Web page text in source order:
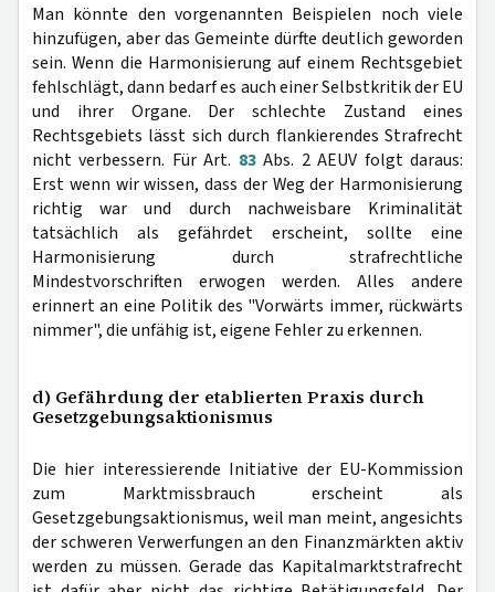
Man könnte den vorgenannten Beispielen noch viele
hinzufügen, aber das Gemeinte dürfte deutlich geworden
sein. Wenn die Harmonisierung auf einem Rechtsgebiet
fehlschlägt, dann bedarf es auch einer Selbstkritik der EU
und ihrer Organe. Der schlechte Zustand eines
Rechtsgebiets lässt sich durch flankierendes Strafrecht
nicht verbessern. Für Art. 83Abs. 2 AEUV folgt daraus:
Erst wenn wir wissen, dass der Weg der Harmonisierung
richtig war und durch nachweisbare Kriminalität
tatsächlich als gefährdet erscheint, sollte eine
Harmonisierung durch strafrechtliche
Mindestvorschriften erwogen werden. Alles andere
erinnert an eine Politik des "Vorwärts immer, rückwärts
nimmer", die unfähig ist, eigene Fehler zu erkennen.
d) Gefährdung der etablierten Praxis durch
Gesetzgebungsaktionismus
Die hier interessierende Initiative der EU-Kommission
zum Marktmissbrauch erscheint als
Gesetzgebungsaktionismus, weil man meint, angesichts
der schweren Verwerfungen an den Finanzmärkten aktiv
werden zu müssen. Gerade das Kapitalmarktstrafrecht